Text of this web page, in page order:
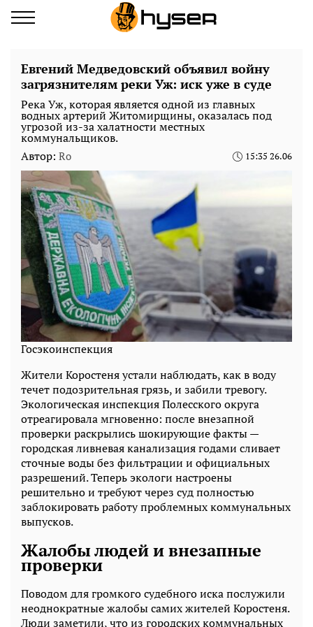
Евгений Медведовский объявил войну
загрязнителям реки Уж: иск уже в суде
Река Уж, которая является одной из главных
водных артерий Житомирщины, оказалась под
угрозой из-за халатности местных
коммунальщиков.
Автор: Ro 15:35 26.06
Госэкоинспекция
Жители Коростеня устали наблюдать, как в воду
течет подозрительная грязь, и забили тревогу.
Экологическая инспекция Полесского округа
отреагировала мгновенно: после внезапной
проверки раскрылись шокирующие факты —
городская ливневая канализация годами сливает
сточные воды без фильтрации и официальных
разрешений. Теперь экологи настроены
решительно и требуют через суд полностью
заблокировать работу проблемных коммунальных
выпусков.
Жалобы людей и внезапные
проверки
Поводом для громкого судебного иска послужили
неоднократные жалобы самих жителей Коростеня.
Люди заметили, что из городских коммунальных